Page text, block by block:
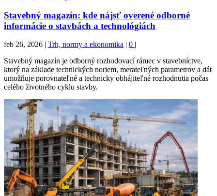
Stavebný magazín: kde nájsť overené odborné
informácie o stavbách a technológiách
feb 26, 2026 | Trh, normy a ekonomika | 0 |
Stavebný magazín je odborný rozhodovací rámec v stavebníctve,
ktorý na základe technických noriem, merateľných parametrov a dát
umožňuje porovnateľné a technicky obhájiteľné rozhodnutia počas
celého životného cyklu stavby.